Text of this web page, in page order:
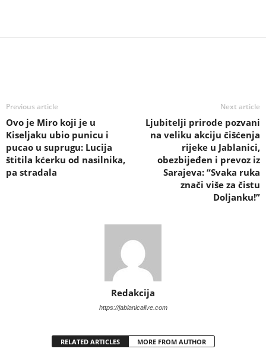
Previous article
Ovo je Miro koji je u
Kiseljaku ubio punicu i
pucao u suprugu: Lucija
štitila kćerku od nasilnika,
pa stradala
Next article
Ljubitelji prirode pozvani
na veliku akciju čišćenja
rijeke u Jablanici,
obezbijeđen i prevoz iz
Sarajeva: “Svaka ruka
znači više za čistu
Doljanku!”
Redakcija
https://jablanicalive.com
RELATED ARTICLES MORE FROM AUTHOR